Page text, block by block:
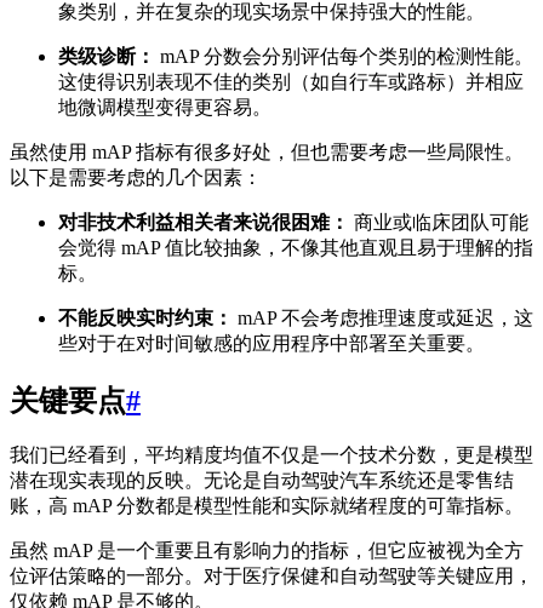
象类别，并在复杂的现实场景中保持强大的性能。
类级诊断： mAP 分数会分别评估每个类别的检测性能。
这使得识别表现不佳的类别（如自行车或路标）并相应
地微调模型变得更容易。
虽然使用 mAP 指标有很多好处，但也需要考虑一些局限性。
以下是需要考虑的几个因素：
对非技术利益相关者来说很困难： 商业或临床团队可能
会觉得 mAP 值比较抽象，不像其他直观且易于理解的指
标。
不能反映实时约束： mAP 不会考虑推理速度或延迟，这
些对于在对时间敏感的应用程序中部署至关重要。
关键要点#
我们已经看到，平均精度均值不仅是一个技术分数，更是模型
潜在现实表现的反映。无论是自动驾驶汽车系统还是零售结
账，高 mAP 分数都是模型性能和实际就绪程度的可靠指标。
虽然 mAP 是一个重要且有影响力的指标，但它应被视为全方
位评估策略的一部分。对于医疗保健和自动驾驶等关键应用，
仅依赖 mAP 是不够的。